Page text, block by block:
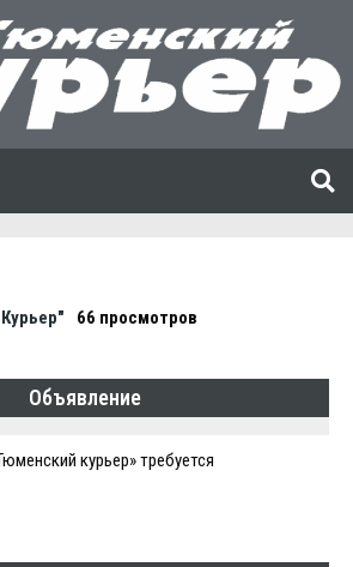
66 просмотров
Объявление
курьер» требуется